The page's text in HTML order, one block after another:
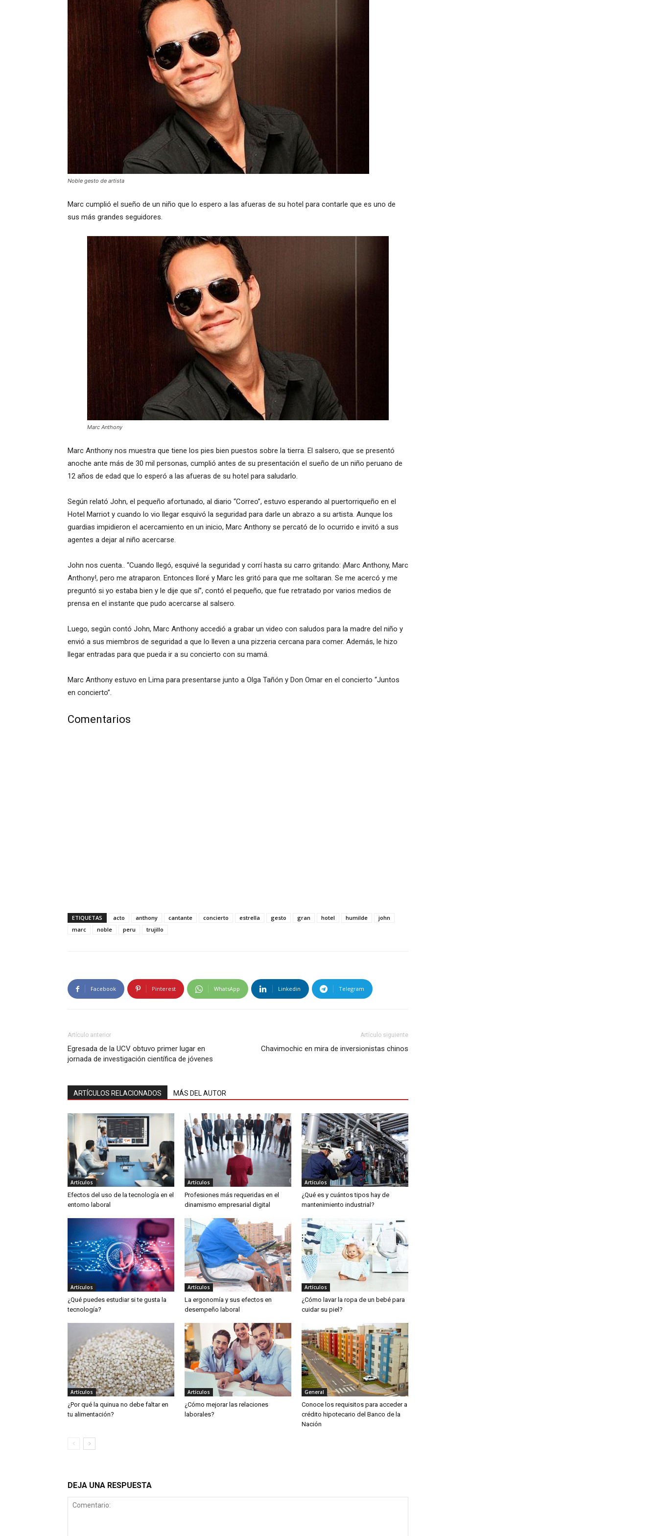
Noble gesto de artista
Marc cumplió el sueño de un niño que lo espero a las afueras de su hotel para contarle que es uno de
sus más grandes seguidores.
Marc Anthony
Marc Anthony nos muestra que tiene los pies bien puestos sobre la tierra. El salsero, que se presentó
anoche ante más de 30 mil personas, cumplió antes de su presentación el sueño de un niño peruano de
12 años de edad que lo esperó a las afueras de su hotel para saludarlo.
Según relató John, el pequeño afortunado, al diario “Correo”, estuvo esperando al puertorriqueño en el
Hotel Marriot y cuando lo vio llegar esquivó la seguridad para darle un abrazo a su artista. Aunque los
guardias impidieron el acercamiento en un inicio, Marc Anthony se percató de lo ocurrido e invitó a sus
agentes a dejar al niño acercarse.
John nos cuenta.. “Cuando llegó, esquivé la seguridad y corrí hasta su carro gritando: ¡Marc Anthony, Marc
Anthony!, pero me atraparon. Entonces lloré y Marc les gritó para que me soltaran. Se me acercó y me
preguntó si yo estaba bien y le dije que sí”, contó el pequeño, que fue retratado por varios medios de
prensa en el instante que pudo acercarse al salsero.
Luego, según contó John, Marc Anthony accedió a grabar un video con saludos para la madre del niño y
envió a sus miembros de seguridad a que lo lleven a una pizzeria cercana para comer. Además, le hizo
llegar entradas para que pueda ir a su concierto con su mamá.
Marc Anthony estuvo en Lima para presentarse junto a Olga Tañón y Don Omar en el concierto “Juntos
en concierto”.
Comentarios
ETIQUETAS acto anthony cantante concierto estrella gesto gran hotel humilde
john
marc
noble peru trujillo
Facebook Pinterest WhatsApp Linkedin Telegram
Artículo anterior
Egresada de la UCV obtuvo primer lugar en
jornada de investigación científica de jóvenes
Artículo siguiente
Chavimochic en mira de inversionistas chinos
ARTÍCULOS RELACIONADOS MÁS DEL AUTOR
Artículos
Efectos del uso de la tecnología en el
entorno laboral
Artículos
Profesiones más requeridas en el
dinamismo empresarial digital
Artículos
¿Qué es y cuántos tipos hay de
mantenimiento industrial?
Artículos
¿Qué puedes estudiar si te gusta la
tecnología?
Artículos
La ergonomía y sus efectos en
desempeño laboral
Artículos
¿Cómo lavar la ropa de un bebé para
cuidar su piel?
Artículos
¿Por qué la quinua no debe faltar en
tu alimentación?
Artículos
¿Cómo mejorar las relaciones
laborales?
General
Conoce los requisitos para acceder a
crédito hipotecario del Banco de la
Nación
DEJA UNA RESPUESTA